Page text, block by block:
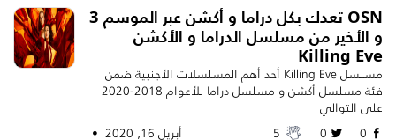
OSN تعدك بكل دراما و أكشن عبر الموسم 3
و الأخير من مسلسل الدراما و الأكشن
Killing Eve
مسلسل Killing Eve أحد أهم المسلسلات الأجنبية ضمن
فئة مسلسل أكشن و مسلسل دراما للأعوام 2018-2020
على التوالي
أبريل 16, 2020 •